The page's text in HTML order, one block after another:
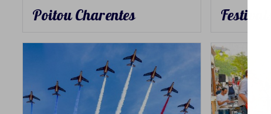
Poitou Charentes Festivals